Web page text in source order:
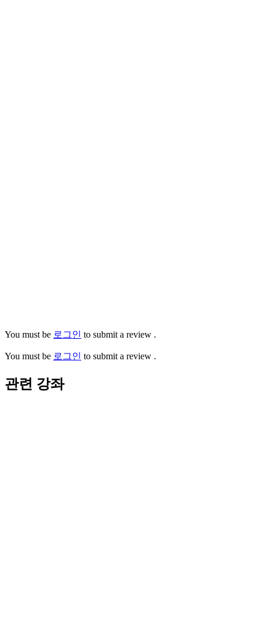
You must be 로그인 to submit a review .
You must be 로그인 to submit a review .
관련 강좌